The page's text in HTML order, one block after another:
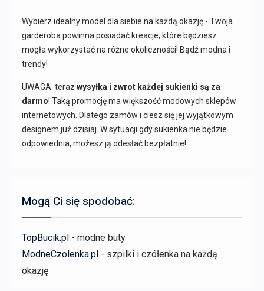
Wybierz idealny model dla siebie na każdą okazję - Twoja
garderoba powinna posiadać kreacje, które będziesz
mogła wykorzystać na różne okoliczności! Bądź modna i
trendy!
UWAGA: teraz wysyłka i zwrot każdej sukienki są za
darmo! Taką promocję ma większość modowych sklepów
internetowych. Dlatego zamów i ciesz się jej wyjątkowym
designem już dzisiaj. W sytuacji gdy sukienka nie będzie
odpowiednia, możesz ją odesłać bezpłatnie!
Mogą Ci się spodobać:
TopBucik.pl- modne buty
ModneCzolenka.pl- szpilki i czółenka na każdą
okazję